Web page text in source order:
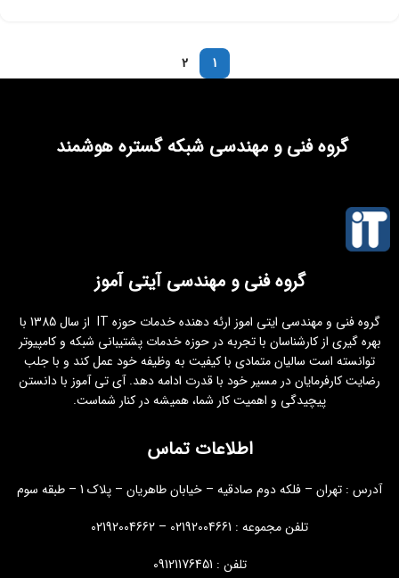
1
2
گروه فنی و مهندسی شبکه گستره هوشمند
گروه فنی و مهندسی آیتی آموز
گروه فنی و مهندسی ایتی اموز ارئه دهنده خدمات حوزه IT از سال 1385 با
بهره گیری از کارشناسان با تجربه در حوزه خدمات پشتیبانی شبکه و کامپیوتر
توانسته است سالیان متمادی با کیفیت به وظیفه خود عمل کند و با جلب
رضایت کارفرمایان در مسیر خود با قدرت ادامه دهد. آی تی آموز با دانستن
پیچیدگی و اهمیت کار شما، همیشه در کنار شماست.
اطلاعات تماس
آدرس : تهران – فلکه دوم صادقیه – خیابان طاهریان – پلاک 1 – طبقه سوم
تلفن مجموعه : 02192004661 – 02192004662
تلفن : 09121176451